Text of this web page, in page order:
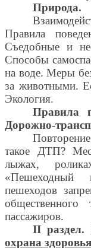
Природа.
Правила
Съедобные и
Способы
на воде. Меры
за животными.
Экология.
Правила
Дорожно-
такое ДТП?
лыжах,
«Пешеходный
пешеходов
пассажиров.
II раздел.
охрана